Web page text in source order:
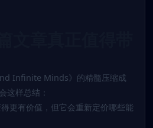
Infinite Minds》的精髓压缩成
这样总结：
更有价值，但它会重新定价哪些能